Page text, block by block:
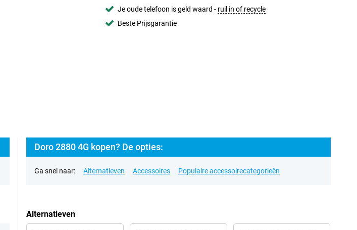
Je oude telefoon is geld waard - ruil in of recycle
Beste Prijsgarantie
Doro 2880 4G kopen? De opties:
Ga snel naar: Alternatieven Accessoires Populaire accessoirecategorieën
Alternatieven